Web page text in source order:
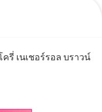
รี่ เนเชอร์รอล บราวน์